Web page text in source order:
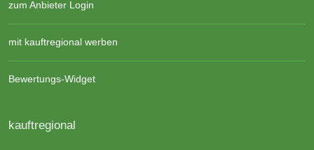
zum Anbieter Login
mit kauftregional werben
Bewertungs-Widget
kauftregional